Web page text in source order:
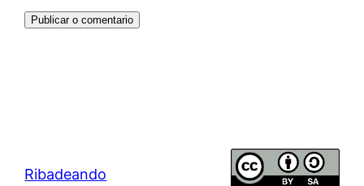
Ribadeando